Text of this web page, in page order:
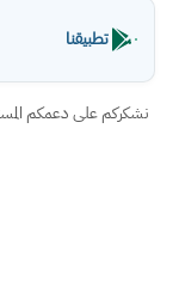
تطبيقنا
نشكركم على دعمكم